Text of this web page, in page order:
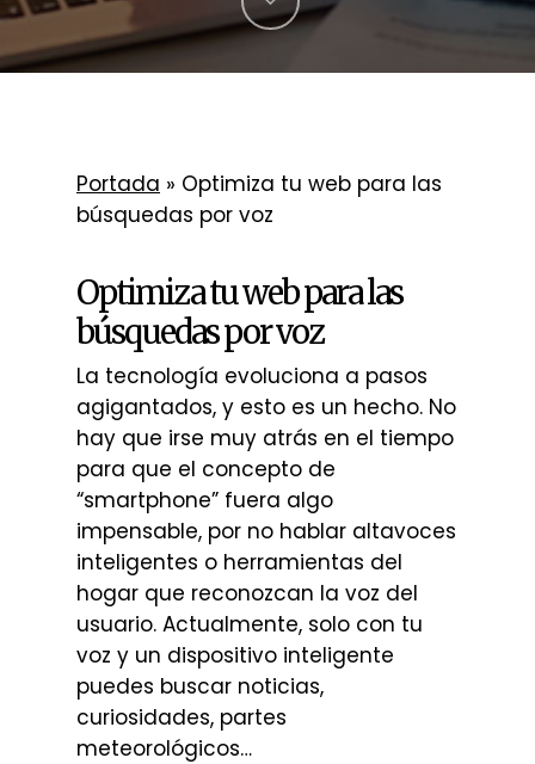
Portada » Optimiza tu web para las
búsquedas por voz
Optimiza tu web para las
búsquedas por voz
La tecnología evoluciona a pasos
agigantados, y esto es un hecho. No
hay que irse muy atrás en el tiempo
para que el concepto de
“smartphone” fuera algo
impensable, por no hablar altavoces
inteligentes o herramientas del
hogar que reconozcan la voz del
usuario. Actualmente, solo con tu
voz y un dispositivo inteligente
puedes buscar noticias,
curiosidades, partes
meteorológicos…